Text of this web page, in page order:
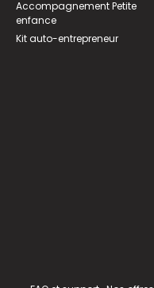
Accompagnement Petite
enfance
Kit auto-entrepreneur